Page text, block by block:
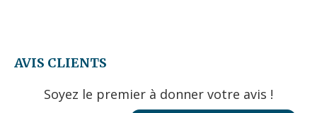
AVIS CLIENTS
Soyez le premier à donner votre avis !